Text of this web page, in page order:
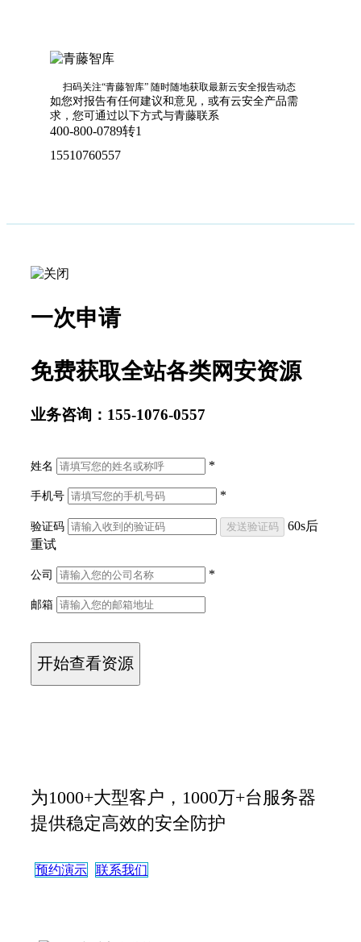
扫码关注“青藤智库” 随时随地获取最新云安全报告动态
如您对报告有任何建议和意见，或有云安全产品需
求，您可通过以下方式与青藤联系
400-800-0789转1
15510760557
一次申请
免费获取全站各类网安资源
业务咨询：155-1076-0557
姓名 *
手机号 *
验证码 60s后
重试
公司 *
邮箱
为1000+大型客户，1000万+台服务器
提供稳定高效的安全防护
预约演示 联系我们